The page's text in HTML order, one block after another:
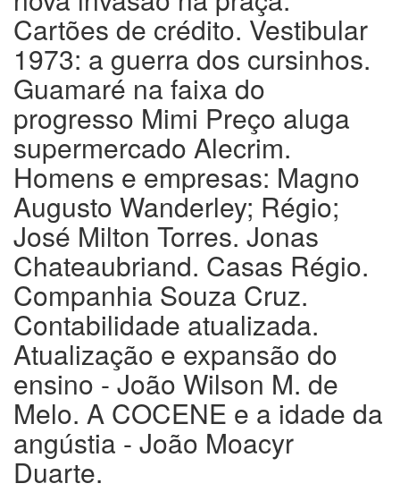
Cartões de crédito. Vestibular
1973: a guerra dos cursinhos.
Guamaré na faixa do
progresso Mimi Preço aluga
supermercado Alecrim.
Homens e empresas: Magno
Augusto Wanderley; Régio;
José Milton Torres. Jonas
Chateaubriand. Casas Régio.
Companhia Souza Cruz.
Contabilidade atualizada.
Atualização e expansão do
ensino - João Wilson M. de
Melo. A COCENE e a idade da
angústia - João Moacyr
Duarte.